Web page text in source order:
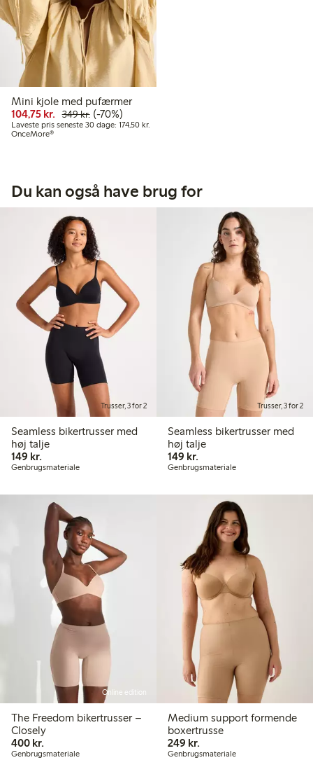
Mini kjole med pufærmer
104,75 kr. Nedsat pris: 104,75 kr.
349 kr.Normalpris: 349,00 kr.
70 % rabat
(-70%)
Laveste pris seneste 30 dage: 174,50 kr.
OnceMore®
Du kan også have brug for
Trusser, 3 for 2
Seamless bikertrusser med
høj talje
149 kr.
Genbrugsmateriale
Trusser, 3 for 2
Seamless bikertrusser med
høj talje
149 kr.149,00 kr.
Genbrugsmateriale
Online edition
The Freedom bikertrusser –
Closely
400 kr.
Genbrugsmateriale
Medium support formende
boxertrusse
249 kr.249,00 kr.
Genbrugsmateriale